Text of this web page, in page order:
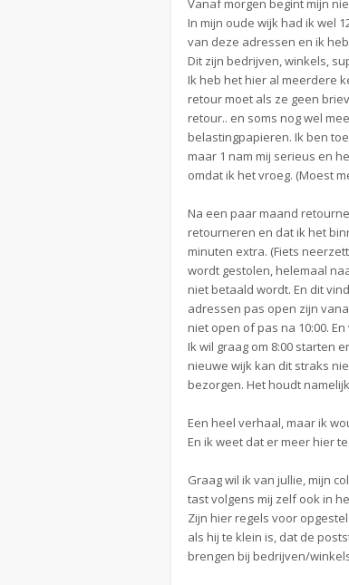
Vanaf morgen begint mijn
In mijn oude wijk had ik wel
van deze adressen en ik
Dit zijn bedrijven, winkels,
Ik heb het hier al meerdere
retour moet als ze geen
retour.. en soms nog wel
belastingpapieren. Ik ben
maar 1 nam mij serieus en
omdat ik het vroeg. (Moest
Na een paar maand
retourneren en dat ik het
minuten extra. (Fiets
wordt gestolen, helemaal
niet betaald wordt. En dit
adressen pas open zijn
niet open of pas na 10:00.
Ik wil graag om 8:00 starten
nieuwe wijk kan dit straks
bezorgen. Het houdt
Een heel verhaal, maar ik
En ik weet dat er meer hier
Graag wil ik van jullie, mijn
tast volgens mij zelf ook in
Zijn hier regels voor
als hij te klein is, dat de
brengen bij bedrijven/